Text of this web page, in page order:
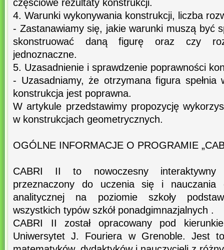
częściowe rezultaty konstrukcji.
4. Warunki wykonywania konstrukcji, liczba
- Zastanawiamy się, jakie warunki muszą być
skonstruować daną figurę oraz czy
jednoznaczne.
5. Uzasadnienie i sprawdzenie poprawności
- Uzasadniamy, że otrzymana figura spełnia
konstrukcja jest poprawna.
W artykule przedstawimy propozycję
w konstrukcjach geometrycznych.
OGÓLNE INFORMACJE O PROGRAMIE
CABRI II to nowoczesny interaktywny
przeznaczony do uczenia się i nauczania
analitycznej na poziomie szkoły
wszystkich typów szkół ponadgimnazjalnych .
CABRI II został opracowany pod
Uniwersytet J. Fouriera w Grenoble. Jest